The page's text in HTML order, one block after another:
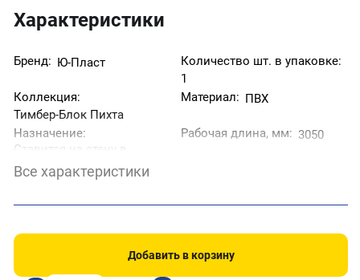
Характеристики
Бренд: Ю-Пласт
Количество шт. в упаковке:
1
Коллекция:
Тимбер-Блок Пихта
Материал: ПВХ
Назначение:
Ставится на стену в
последнюю очередь
под свесом крыши и
Рабочая длина, мм: 3050
Завершающая планка
Все характеристики
Добавить в корзину